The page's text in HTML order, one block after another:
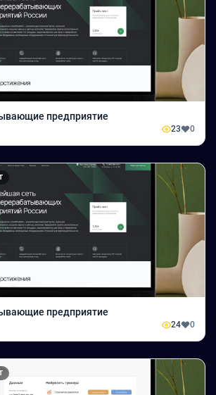
предприятие
23 0
предприятие
24 0